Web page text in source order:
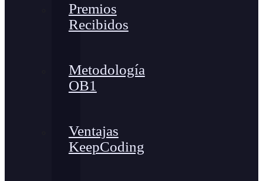
Premios
Recibidos
Metodología
OB1
Ventajas
KeepCoding